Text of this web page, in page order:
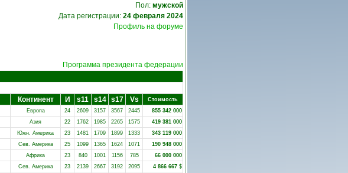
Пол: мужской
Дата регистрации: 24 февраля 2024
Профиль на форуме
Программа президента федерации
Континент И s11 s14 s17 Vs
Стоимость
Европа 24 2609 3157 3567 2445
855 342 000
Азия 22 1762 1985 2265 1575
419 381 000
Южн. Америка 23 1481 1709 1899 1333
343 119 000
Сев. Америка 25 1099 1365 1624 1071
190 948 000
Африка 23 840 1001 1156 785
66 000 000
Сев. Америка 23 2139 2667 3192 2095 4 866 667 $